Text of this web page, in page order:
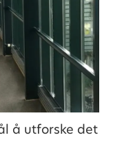
å utforske det